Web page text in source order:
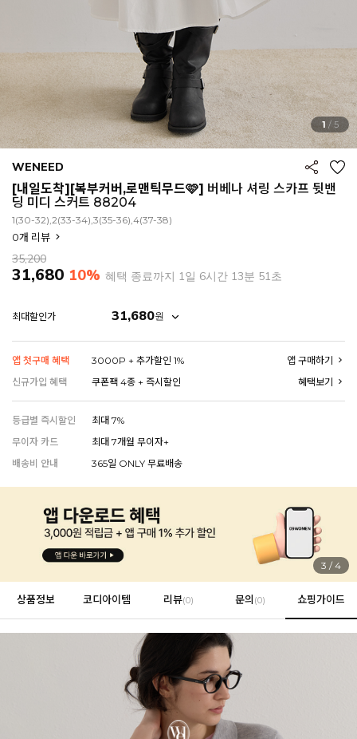
EVERY, SAY
인플루언서 PICK한 지금 꼭 필요한 장마룩!
1 / 5
WENEED
[내일도착][복부커버,로맨틱무드🩷] 버베나 셔링 스카프 뒷밴
딩 미디 스커트 88204
1(30-32),2(33-34),3(35-36),4(37-38)
0개 리뷰
35,200
31,680 10% 혜택 종료까지 1일 6시간 13분 48초
최대할인가 31,680원
앱 첫구매 혜택 3000P + 추가할인 1%
앱 구매하기
신규가입 혜택
쿠폰팩 4종 + 즉시할인 혜택보기
등급별 즉시할인
최대 7%
무이자 카드
최대 7개월 무이자+
배송비 안내
365일 ONLY 무료배송
4 /4
상품정보 코디아이템 리뷰(0) 문의 (0) 쇼핑가이드